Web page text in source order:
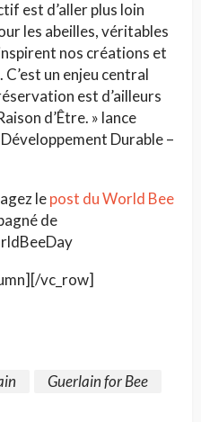
est d’aller plus loin
les abeilles, véritables
nos créations et
un enjeu central
est d’ailleurs
d’Être. » lance
Durable –
lepost du World Bee
de
vc_row]
Guerlain for Bee